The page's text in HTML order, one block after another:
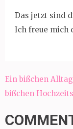
Das jetzt sind
Ich freue mich
Ein bißchen
bißchen